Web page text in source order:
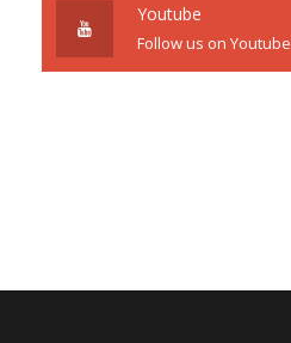
Youtube
Follow us on Youtube